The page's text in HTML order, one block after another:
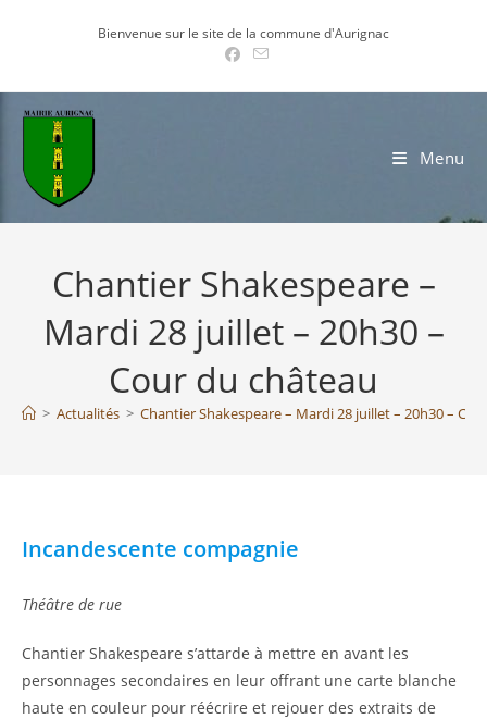
Bienvenue sur le site de la commune d'Aurignac
Menu
Chantier Shakespeare –
Mardi 28 juillet – 20h30 –
Cour du château
> Actualités > Chantier Shakespeare – Mardi 28 juillet – 20h30 –
Incandescente compagnie
Théâtre de rue
Chantier Shakespeare s’attarde à mettre en avant les
personnages secondaires en leur offrant une carte blanche
haute en couleur pour réécrire et rejouer des extraits de